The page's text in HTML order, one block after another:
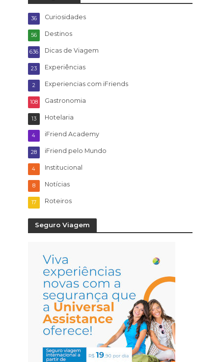
Curiosidades
36
Destinos
56
Dicas de Viagem
636
Experiências
23
Experiencias com iFriends
2
Gastronomia
108
Hotelaria
13
iFriend Academy
4
iFriend pelo Mundo
28
Institucional
4
Notícias
8
Roteiros
17
Seguro Viagem